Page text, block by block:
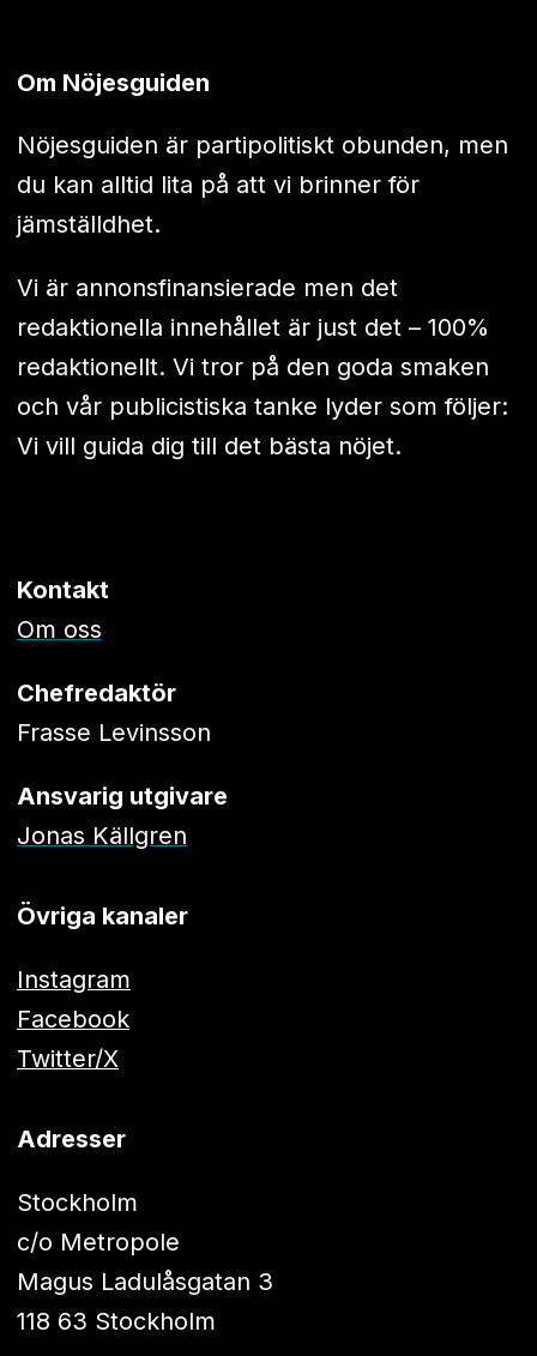
Om Nöjesguiden
Nöjesguiden är partipolitiskt obunden, men
du kan alltid lita på att vi brinner för
jämställdhet.
Vi är annonsfinansierade men det
redaktionella innehållet är just det – 100%
redaktionellt. Vi tror på den goda smaken
och vår publicistiska tanke lyder som följer:
Vi vill guida dig till det bästa nöjet.
Kontakt
Om oss
Chefredaktör
Frasse Levinsson
Ansvarig utgivare
Jonas Källgren
Övriga kanaler
Instagram
Facebook
Twitter/X
Adresser
Stockholm
c/o Metropole
Magus Ladulåsgatan 3
118 63 Stockholm